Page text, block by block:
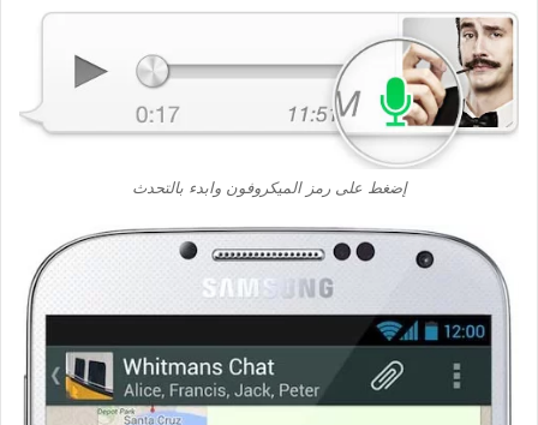
إضغط على رمز الميكروفون وابدء بالتحدث